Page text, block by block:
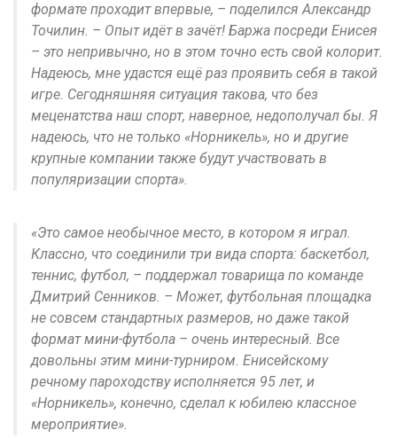
формате проходит впервые, – поделился Александр
Точилин. – Опыт идёт в зачёт! Баржа посреди Енисея
– это непривычно, но в этом точно есть свой колорит.
Надеюсь, мне удастся ещё раз проявить себя в такой
игре. Сегодняшняя ситуация такова, что без
меценатства наш спорт, наверное, недополучал бы. Я
надеюсь, что не только «Норникель», но и другие
крупные компании также будут участвовать в
популяризации спорта».
«Это самое необычное место, в котором я играл.
Классно, что соединили три вида спорта: баскетбол,
теннис, футбол, – поддержал товарища по команде
Дмитрий Сенников. – Может, футбольная площадка
не совсем стандартных размеров, но даже такой
формат мини-футбола – очень интересный. Все
довольны этим мини-турниром. Енисейскому
речному пароходству исполняется 95 лет, и
«Норникель», конечно, сделал к юбилею классное
мероприятие».